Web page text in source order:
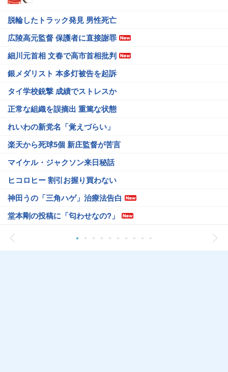
脱輪したトラック発見 男性死亡
広陵高元監督 保護者に直接謝罪
細川元首相 文春で高市首相批判
銀メダリスト 本多灯被告を起訴
タイ学校銃撃 成績でストレスか
正常な組織を誤摘出 重篤な状態
れいわの新党名「覚えづらい」
楽天から死球5個 新庄監督が苦言
マイケル・ジャクソン来日秘話
ヒコロヒー 割引お握り買わない
神田うの「三角ハゲ」治療法告白
堂本剛の投稿に「匂わせなの?」